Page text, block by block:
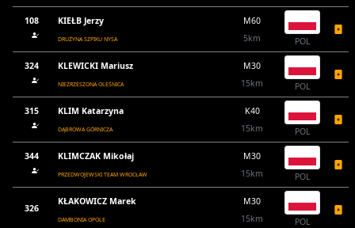
108 KIEŁB Jerzy
DRUŻYNA SZPIKU NYSA
M60
5km
POL
324 KLEWICKI Mariusz
NIEZRZESZONA OLEŚNICA
M30
15km
POL
315 KLIM Katarzyna
DĄBROWA GÓRNICZA
K40
15km
POL
344 KLIMCZAK Mikołaj
PRZEDWOJEWSKI TEAM WROCŁAW
M30
15km
POL
326
KŁAKOWICZ Marek
DAMBONIA OPOLE
M30
15km
POL